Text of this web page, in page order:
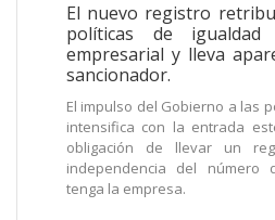
El nuevo registro
políticas de
empresarial y lleva
sancionador.
El impulso del Gobierno a las
intensifica con la entrada
obligación de llevar un
independencia del número
tenga la empresa.